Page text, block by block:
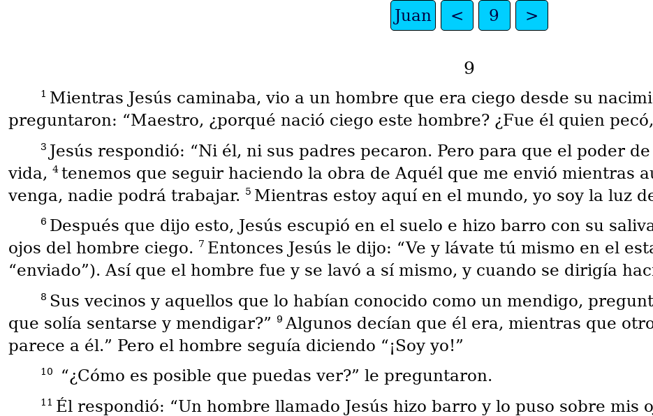
Juan < 9 >
9
1 Mientras Jesús caminaba, vio a un hombre que era ciego desde su
preguntaron: “Maestro, ¿porqué nació ciego este hombre? ¿Fue él quien
3 Jesús respondió: “Ni él, ni sus padres pecaron. Pero para que el poder
vida, 4 tenemos que seguir haciendo la obra de Aquél que me envió mientras
venga, nadie podrá trabajar. 5 Mientras estoy aquí en el mundo, yo soy la luz
6 Después que dijo esto, Jesús escupió en el suelo e hizo barro con su
ojos del hombre ciego. 7 Entonces Jesús le dijo: “Ve y lávate tú mismo en el
“enviado”). Así que el hombre fue y se lavó a sí mismo, y cuando se dirigía
8 Sus vecinos y aquellos que lo habían conocido como un mendigo,
que solía sentarse y mendigar?”
9 Algunos decían que él era, mientras que
parece a él.” Pero el hombre seguía diciendo “¡Soy yo!”
10 “¿Cómo es posible que puedas ver?” le preguntaron.
11 Él respondió: “Un hombre llamado Jesús hizo barro y lo puso sobre mis